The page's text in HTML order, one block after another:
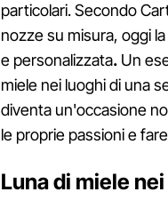
particolari. Secondo
nozze su misura, oggi
e personalizzata. Un
miele nei luoghi di una
diventa un'occasione
le proprie passioni e
Luna di miele